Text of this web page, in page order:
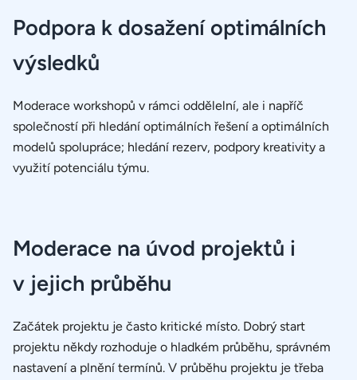
Podpora k dosažení optimálních
výsledků
Moderace workshopů v rámci oddělelní, ale i napříč
společností při hledání optimálních řešení a optimálních
modelů spolupráce; hledání rezerv, podpory kreativity a
využití potenciálu týmu.
Moderace na úvod projektů i
v jejich průběhu
Začátek projektu je často kritické místo. Dobrý start
projektu někdy rozhoduje o hladkém průběhu, správném
nastavení a plnění termínů. V průběhu projektu je třeba